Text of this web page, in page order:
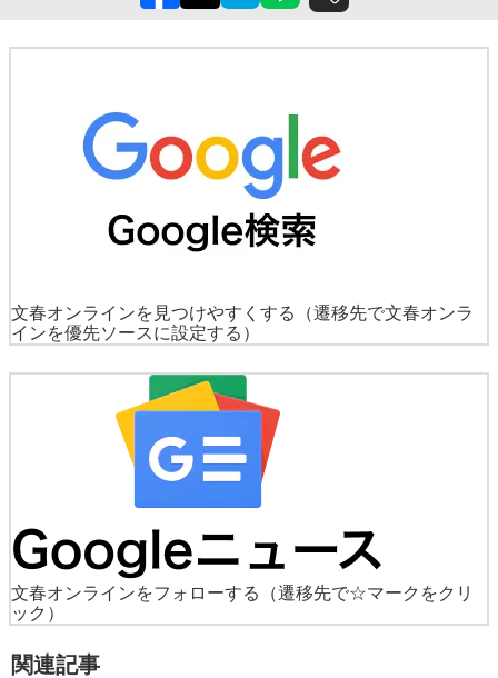
文春オンラインを見つけやすくする
（遷移先で文春オンラ
インを優先ソースに設定する）
文春オンラインをフォローする
（遷移先で☆マークをクリ
ック）
関連記事